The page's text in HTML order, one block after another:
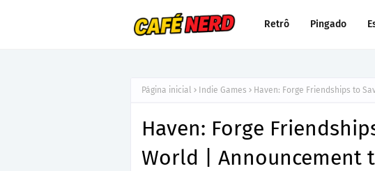
Retrô Pingado
Página inicial Indie Games Haven: Forge Friendships to
Haven: Forge
World | Announcement